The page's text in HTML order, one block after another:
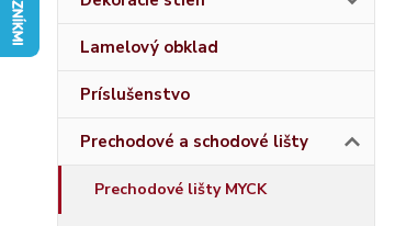
Lamelový obklad
Príslušenstvo
Prechodové a schodové lišty
Prechodové lišty MYCK